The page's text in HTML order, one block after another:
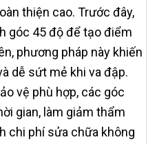
thiện cao. Trước đây,
góc 45 độ để tạo điểm
phương pháp này khiến
dễ sứt mẻ khi va đập.
vệ phù hợp, các góc
gian, làm giảm thẩm
chi phí sửa chữa không